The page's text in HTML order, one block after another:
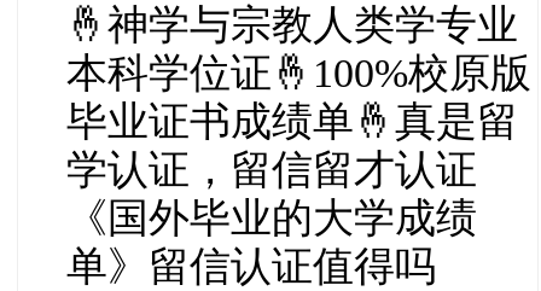
🤞神学与宗教人类学专业
本科学位证🤞100%校原版
毕业证书成绩单🤞真是留
学认证，留信留才认证
《国外毕业的大学成绩
单》留信认证值得吗